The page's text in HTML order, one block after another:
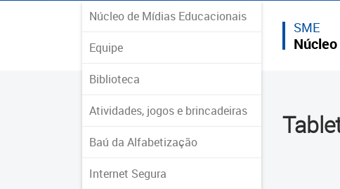
Núcleo de Mídias Educacionais
Equipe
Biblioteca
Atividades, jogos e brincadeiras
Baú da Alfabetização
Internet Segura
SME